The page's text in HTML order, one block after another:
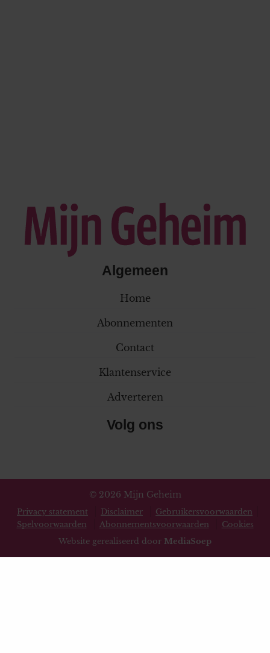
Algemeen
Home
Abonnementen
Contact
Klantenservice
Adverteren
Volg ons
© 2026 Mijn Geheim
Privacy statement Disclaimer
Gebruikersvoorwaarden
Spelvoorwaarden
Abonnementsvoorwaarden
Cookies
Website gerealiseerd door MediaSoep